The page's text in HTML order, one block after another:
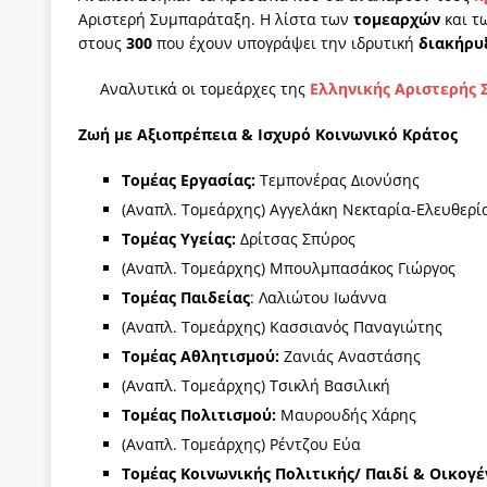
των δύο κομμάτων και όχι Ανδρουλάκη -Τσίπρα.
[ 3 Αυγούστου 2026 ]
Η τραγωδία της
μπορούν να φέρουν την αλλαγή
ΠΡΟΕΚΤΑΣΕΙΣ
[ 3 Αυγούστου 2026 ] Γιατί λιγοστεύουν «τα
εμβληματικό «Πολίτη Κέιν»
ΠΑΡΕΜΒΑΣΕΙΣ
[ 3 Αυγούστου 2026 ] Το Νομικό DNA του
[ 3 Αυγούστου 2026 ] Το γάλλιο και η γεωπολιτική
[ 3 Αυγούστου 2026 ] «Εδοξάσθη κρυπτομένη
ΠΑΡΕΜΒΑΣΕΙΣ
Αριστερή Συμπαράταξη. Η λίστα των τομεαρχών και
στους 300 που έχουν υπογράψει την ιδρυτική
Αναλυτικά οι τομεάρχες της Ελληνικής Αριστερής
Ζωή με Αξιοπρέπεια & Ισχυρό Κοινωνικό Κράτος
Τομέας Εργασίας: Τεμπονέρας Διονύσης
(Αναπλ. Τομεάρχης) Αγγελάκη Νεκταρία-
Τομέας Υγείας: Δρίτσας Σπύρος
(Αναπλ. Τομεάρχης) Μπουλμπασάκος Γιώργος
Τομέας Παιδείας: Λαλιώτου Ιωάννα
(Αναπλ. Τομεάρχης) Κασσιανός Παναγιώτης
Τομέας Αθλητισμού: Ζανιάς Αναστάσης
(Αναπλ. Τομεάρχης) Τσικλή Βασιλική
Τομέας Πολιτισμού: Μαυρουδής Χάρης
(Αναπλ. Τομεάρχης) Ρέντζου Εύα
Τομέας Κοινωνικής Πολιτικής/ Παιδί &